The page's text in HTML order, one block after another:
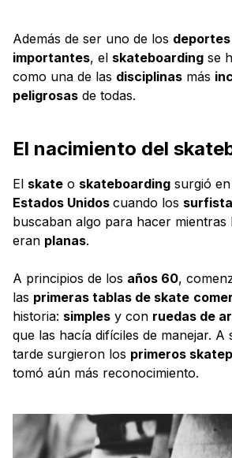
Además de ser uno de los
importantes, el skateboarding se
como una de las disciplinas más
peligrosas de todas.
El nacimiento del
El skate o skateboarding surgió
Estados Unidos cuando los
buscaban algo para hacer mientras
eran planas.
A principios de los años 60,
las primeras tablas de skate
historia: simples y con ruedas de
que las hacía difíciles de manejar. A
tarde surgieron los primeros
tomó aún más reconocimiento.